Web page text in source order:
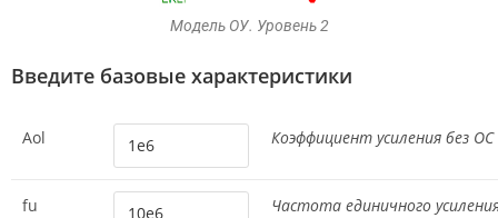
Модель ОУ. Уровень 2
Введите базовые характеристики
Aol Коэффициент усиления без ОС
fu Частота единичного